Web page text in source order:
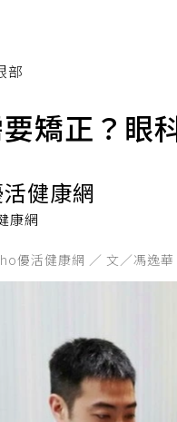
部
矯正？眼
健康網
康網
優活健康網 ／ 文／馮逸華